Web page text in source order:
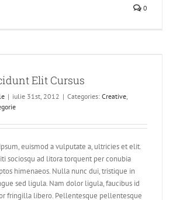
0
Elit Cursus
| iulie 31st, 2012 | Categories: Creative,
euismod a vulputate a, ultricies et elit.
sociosqu ad litora torquent per conubia
himenaeos. Nulla nunc dui, tristique in
sed ligula. Nam dolor ligula, faucibus id
fringilla libero. Pellentesque pellentesque